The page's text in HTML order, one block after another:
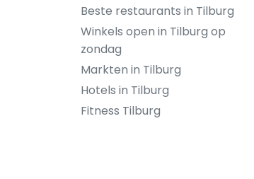
Beste restaurants in Tilburg
Winkels open in Tilburg op
zondag
Markten in Tilburg
Hotels in Tilburg
Fitness Tilburg